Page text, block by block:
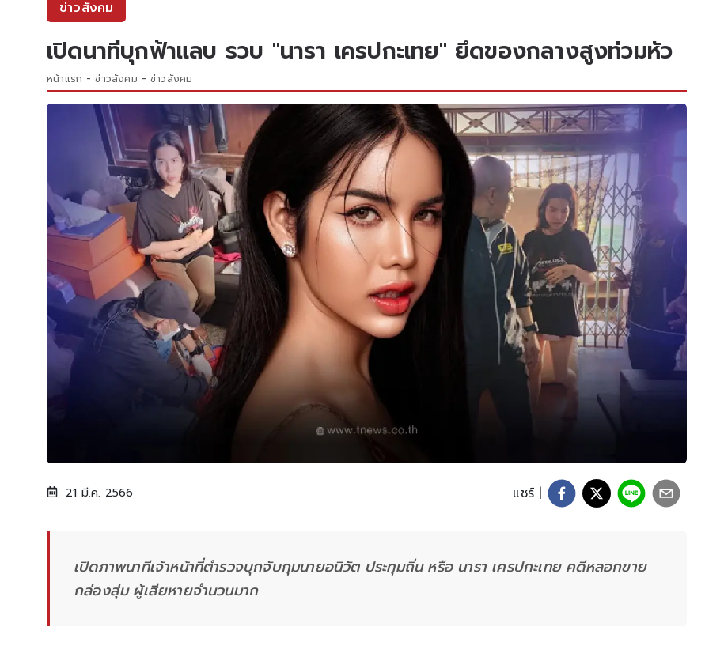
ข่าวสังคม
เปิดนาทีบุกฟ้าแลบ รวบ "นารา เครปกะเทย" ยึดของกลางสูงท่วมหัว
หน้าแรก ข่าวสังคม ข่าวสังคม
21 มี.ค. 2566 แชร์ |
เปิดภาพนาทีเจ้าหน้าที่ตำรวจบุกจับกุมนายอนิวัต ประทุมถิ่น หรือ นารา เครปกะเทย คดีหลอกขาย
กล่องสุ่ม ผู้เสียหายจำนวนมาก